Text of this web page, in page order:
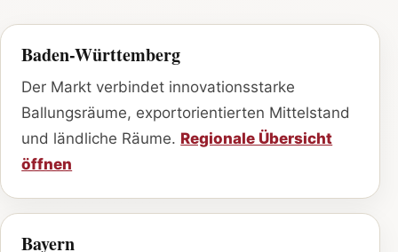
Baden-Württemberg
Der Markt verbindet innovationsstarke
Ballungsräume, exportorientierten Mittelstand
und ländliche Räume. Regionale Übersicht
öffnen
Bayern